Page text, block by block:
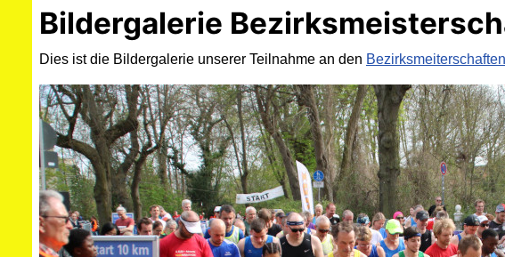
Bildergalerie
Dies ist die Bildergalerie unserer Teilnahme an den